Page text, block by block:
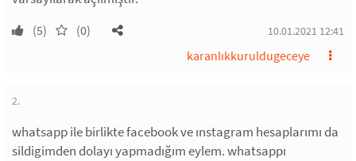
(5) (0) 10.01.2021 12:41
karanlıkkuruldugeceye
2.
whatsapp ile birlikte facebook ve ınstagram hesaplarımı da
sildigimden dolayı yapmadığım eylem. whatsappı